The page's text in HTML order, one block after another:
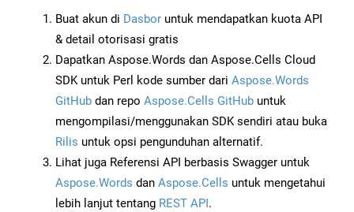
Buat akun di Dasbor untuk mendapatkan kuota API
& detail otorisasi gratis
Dapatkan Aspose.Words dan Aspose.Cells Cloud
SDK untuk Perl kode sumber dari Aspose.Words
GitHub dan repo Aspose.Cells GitHub untuk
mengompilasi/menggunakan SDK sendiri atau buka
Rilis untuk opsi pengunduhan alternatif.
Lihat juga Referensi API berbasis Swagger untuk
Aspose.Words dan Aspose.Cells untuk mengetahui
lebih lanjut tentang REST API.